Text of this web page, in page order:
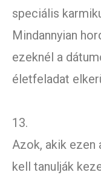
speciális
Mindannyian
ezeknél a
életfeladat
13.
Azok, akik ezen
kell tanulják